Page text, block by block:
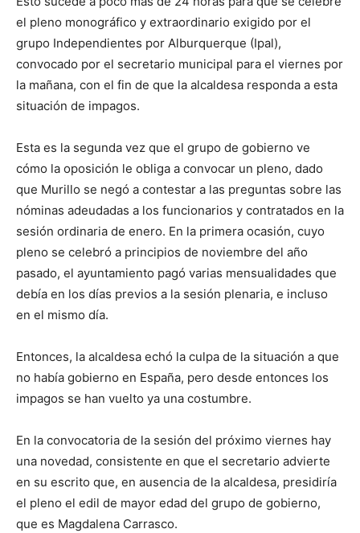
el pleno monográfico y extraordinario exigido por el
grupo Independientes por Alburquerque (Ipal),
convocado por el secretario municipal para el viernes por
la mañana, con el fin de que la alcaldesa responda a esta
situación de impagos.
Esta es la segunda vez que el grupo de gobierno ve
cómo la oposición le obliga a convocar un pleno, dado
que Murillo se negó a contestar a las preguntas sobre las
nóminas adeudadas a los funcionarios y contratados en la
sesión ordinaria de enero. En la primera ocasión, cuyo
pleno se celebró a principios de noviembre del año
pasado, el ayuntamiento pagó varias mensualidades que
debía en los días previos a la sesión plenaria, e incluso
en el mismo día.
Entonces, la alcaldesa echó la culpa de la situación a que
no había gobierno en España, pero desde entonces los
impagos se han vuelto ya una costumbre.
En la convocatoria de la sesión del próximo viernes hay
una novedad, consistente en que el secretario advierte
en su escrito que, en ausencia de la alcaldesa, presidiría
el pleno el edil de mayor edad del grupo de gobierno,
que es Magdalena Carrasco.